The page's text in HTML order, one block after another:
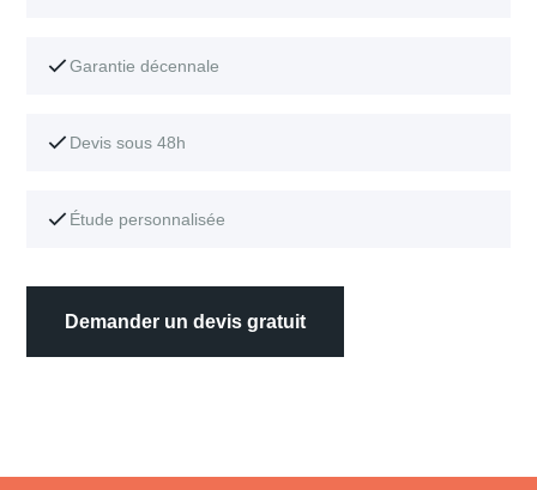
Garantie décennale
Devis sous 48h
Étude personnalisée
Demander un devis gratuit